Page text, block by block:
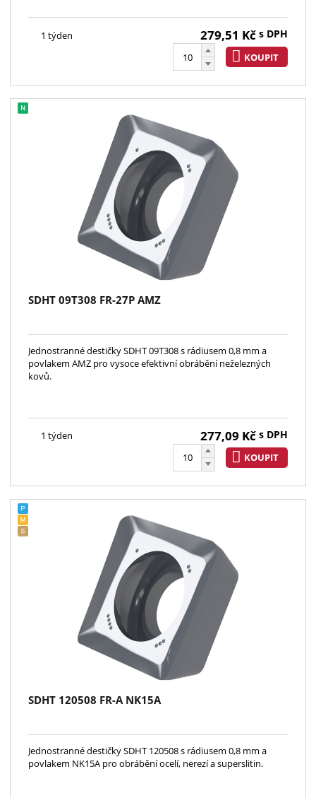
1 týden 279,51 Kč s DPH
KOUPIT
SDHT 09T308 FR-27P AMZ
Jednostranné destičky SDHT 09T308 s rádiusem 0,8 mm a
povlakem AMZ pro vysoce efektivní obrábění neželezných
kovů.
1 týden 277,09 Kč s DPH
KOUPIT
SDHT 120508 FR-A NK15A
Jednostranné destičky SDHT 120508 s rádiusem 0,8 mm a
povlakem NK15A pro obrábění ocelí, nerezí a superslitin.